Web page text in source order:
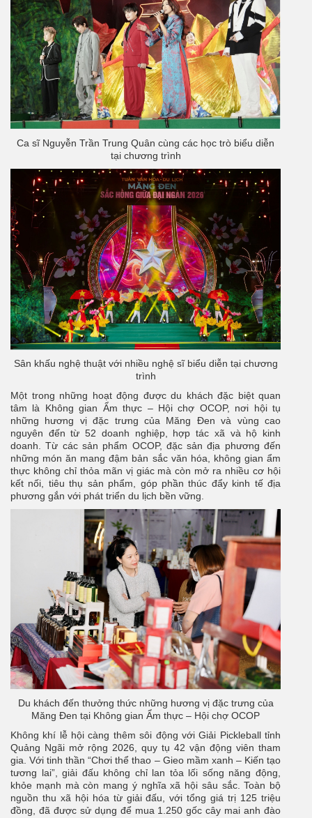
Ca sĩ Nguyễn Trần Trung Quân cùng các học trò biểu diễn
tại chương trình
Sân khấu nghệ thuật với nhiều nghệ sĩ biểu diễn tại chương
trình
Một trong những hoạt động được du khách đặc biệt quan
tâm là Không gian Ẩm thực – Hội chợ OCOP, nơi hội tụ
những hương vị đặc trưng của Măng Đen và vùng cao
nguyên đến từ 52 doanh nghiệp, hợp tác xã và hộ kinh
doanh. Từ các sản phẩm OCOP, đặc sản địa phương đến
những món ăn mang đậm bản sắc văn hóa, không gian ẩm
thực không chỉ thỏa mãn vị giác mà còn mở ra nhiều cơ hội
kết nối, tiêu thụ sản phẩm, góp phần thúc đẩy kinh tế địa
phương gắn với phát triển du lịch bền vững.
Du khách đến thưởng thức những hương vị đặc trưng của
Măng Đen tại Không gian Ẩm thực – Hội chợ OCOP
Không khí lễ hội càng thêm sôi động với Giải Pickleball tỉnh
Quảng Ngãi mở rộng 2026, quy tụ 42 vận động viên tham
gia. Với tinh thần “Chơi thể thao – Gieo mầm xanh – Kiến tạo
tương lai”, giải đấu không chỉ lan tỏa lối sống năng động,
khỏe mạnh mà còn mang ý nghĩa xã hội sâu sắc. Toàn bộ
nguồn thu xã hội hóa từ giải đấu, với tổng giá trị 125 triệu
đồng, đã được sử dụng để mua 1.250 gốc cây mai anh đào